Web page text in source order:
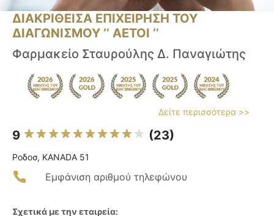
ΔΙΑΚΡΙΘΕΙΣΑ ΕΠΙΧΕΙΡΗΣΗ ΤΟΥ
ΔΙΑΓΩΝΙΣΜΟΥ ‘’ ΑΕΤΟΙ ‘’
Φαρμακείο Σταυρούλης Δ. Παναγιώτης
Δείτε περισσότερα >>
9 (23)
Ροδοσ, KANADA 51
Εμφάνιση αριθμού τηλεφώνου
Σχετικά με την εταιρεία: